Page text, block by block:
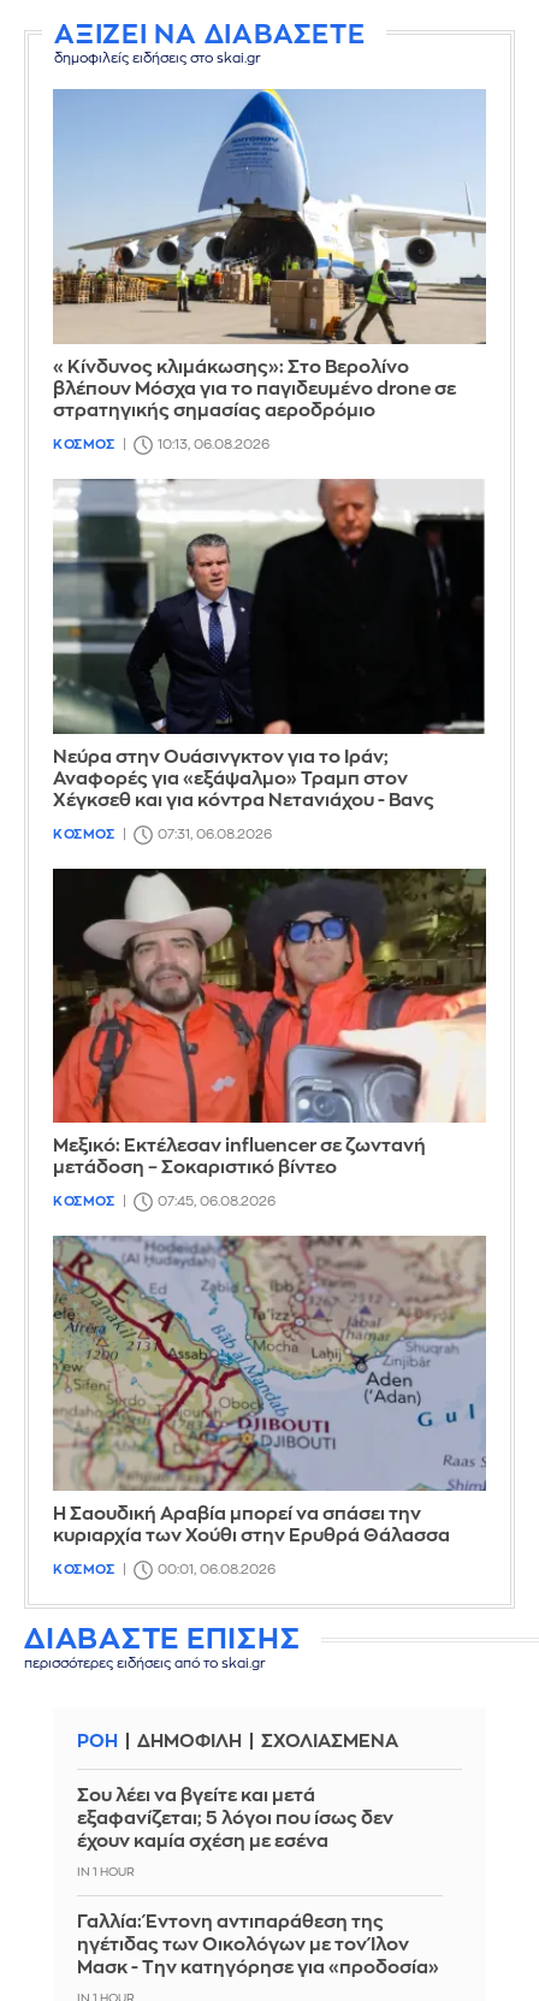
ΑΞΙΖΕΙ ΝΑ ΔΙΑΒΑΣΕΤΕ
δημοφιλείς ειδήσεις στο skai.gr
«Κίνδυνος κλιμάκωσης»: Στο Βερολίνο
βλέπουν Μόσχα για το παγιδευμένο drone σε
στρατηγικής σημασίας αεροδρόμιο
ΚΟΣΜΟΣ 10:13, 06.08.2026
Νεύρα στην Ουάσινγκτον για το Ιράν;
Αναφορές για «εξάψαλμο» Τραμπ στον
Χέγκσεθ και για κόντρα Νετανιάχου - Βανς
ΚΟΣΜΟΣ 07:31, 06.08.2026
Μεξικό: Εκτέλεσαν influencer σε ζωντανή
μετάδοση – Σοκαριστικό βίντεο
ΚΟΣΜΟΣ 07:45, 06.08.2026
Η Σαουδική Αραβία μπορεί να σπάσει την
κυριαρχία των Χούθι στην Ερυθρά Θάλασσα
ΚΟΣΜΟΣ 00:01, 06.08.2026
ΔΙΑΒΑΣΤΕ ΕΠΙΣΗΣ
περισσότερες ειδήσεις από το skai.gr
ΡΟΗ ΔΗΜΟΦΙΛΗ ΣΧΟΛΙΑΣΜΕΝΑ
Σου λέει να βγείτε και μετά
εξαφανίζεται; 5 λόγοι που ίσως δεν
έχουν καμία σχέση με εσένα
IN 1 HOUR
Γαλλία: Έντονη αντιπαράθεση της
ηγέτιδας των Οικολόγων με τον Ίλον
Μασκ - Την κατηγόρησε για «προδοσία»